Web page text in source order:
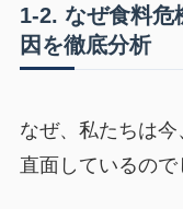
1-2. なぜ食料危
因を徹底分析
なぜ、私たちは
直面しているので